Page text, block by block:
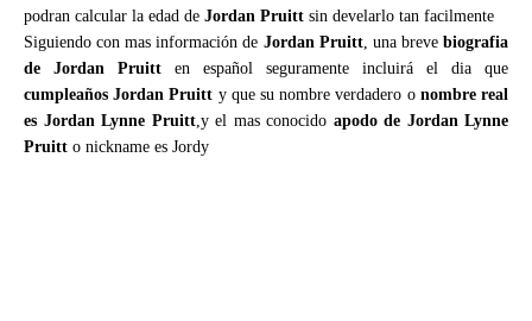
podran calcular la edad de Jordan Pruitt sin develarlo tan facilmente
Siguiendo con mas información de Jordan Pruitt, una brevebiografia
de Jordan Pruitt en español seguramente incluirá el dia que
cumpleaños Jordan Pruitt y que su nombre verdadero o nombre real
es Jordan Lynne Pruitt,y el mas conocido apodo de Jordan Lynne
Pruitt o nickname es Jordy